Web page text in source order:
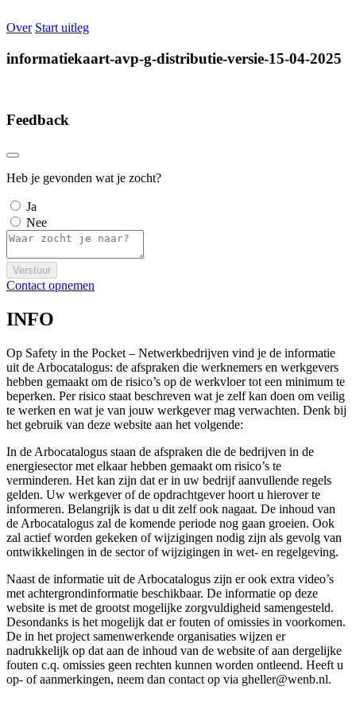
Over Start uitleg
informatiekaart-avp-g-distributie-versie-15-04-2025
Feedback
Heb je gevonden wat je zocht?
Ja
Nee
Verstuur
Contact opnemen
INFO
Op Safety in the Pocket – Netwerkbedrijven vind je de informatie
uit de Arbocatalogus: de afspraken die werknemers en werkgevers
hebben gemaakt om de risico’s op de werkvloer tot een minimum te
beperken. Per risico staat beschreven wat je zelf kan doen om veilig
te werken en wat je van jouw werkgever mag verwachten. Denk bij
het gebruik van deze website aan het volgende:
In de Arbocatalogus staan de afspraken die de bedrijven in de
energiesector met elkaar hebben gemaakt om risico’s te
verminderen. Het kan zijn dat er in uw bedrijf aanvullende regels
gelden. Uw werkgever of de opdrachtgever hoort u hierover te
informeren. Belangrijk is dat u dit zelf ook nagaat. De inhoud van
de Arbocatalogus zal de komende periode nog gaan groeien. Ook
zal actief worden gekeken of wijzigingen nodig zijn als gevolg van
ontwikkelingen in de sector of wijzigingen in wet- en regelgeving.
Naast de informatie uit de Arbocatalogus zijn er ook extra video’s
met achtergrondinformatie beschikbaar. De informatie op deze
website is met de grootst mogelijke zorgvuldigheid samengesteld.
Desondanks is het mogelijk dat er fouten of omissies in voorkomen.
De in het project samenwerkende organisaties wijzen er
nadrukkelijk op dat aan de inhoud van de website of aan dergelijke
fouten c.q. omissies geen rechten kunnen worden ontleend. Heeft u
op- of aanmerkingen, neem dan contact op via gheller@wenb.nl.